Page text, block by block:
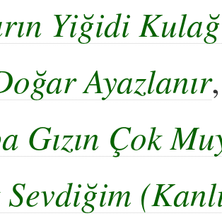
Yiğidi
Ayazlanır
Gızın Çok